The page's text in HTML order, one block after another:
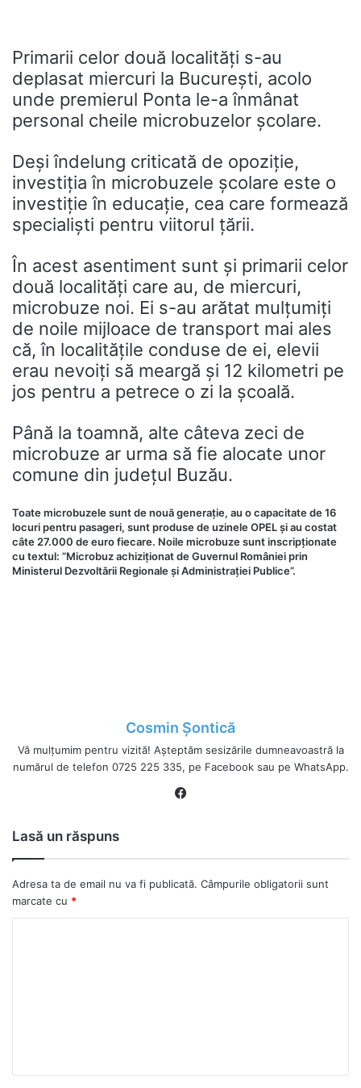
Primarii celor două localități s-au
deplasat miercuri la București, acolo
unde premierul Ponta le-a înmânat
personal cheile microbuzelor școlare.
Deși îndelung criticată de opoziție,
investiția în microbuzele școlare este o
investiție în educație, cea care formează
specialiști pentru viitorul țării.
În acest asentiment sunt și primarii celor
două localități care au, de miercuri,
microbuze noi. Ei s-au arătat mulțumiți
de noile mijloace de transport mai ales
că, în localitățile conduse de ei, elevii
erau nevoiți să meargă și 12 kilometri pe
jos pentru a petrece o zi la școală.
Până la toamnă, alte câteva zeci de
microbuze ar urma să fie alocate unor
comune din județul Buzău.
Toate microbuzele sunt de nouă generație, au o capacitate de 16
locuri pentru pasageri, sunt produse de uzinele OPEL și au costat
câte 27.000 de euro fiecare. Noile microbuze sunt inscripţionate
cu textul: ”Microbuz achiziţionat de Guvernul României prin
Ministerul Dezvoltării Regionale şi Administraţiei Publice”.
Cosmin Șontică
Vă mulțumim pentru vizită! Așteptăm sesizările dumneavoastră la
numărul de telefon 0725 225 335, pe Facebook sau pe WhatsApp.
Lasă un răspuns
Adresa ta de email nu va fi publicată. Câmpurile obligatorii sunt
marcate cu *
a